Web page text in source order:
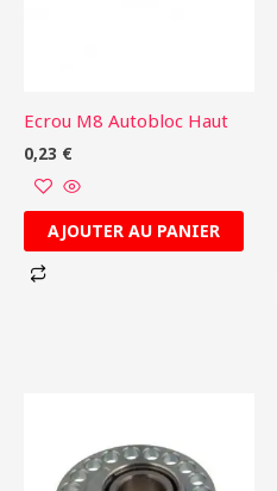
Ecrou M8 Autobloc Haut
0,23 €
AJOUTER AU PANIER